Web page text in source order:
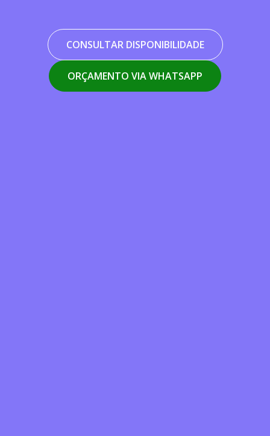
CONSULTAR DISPONIBILIDADE
ORÇAMENTO VIA WHATSAPP